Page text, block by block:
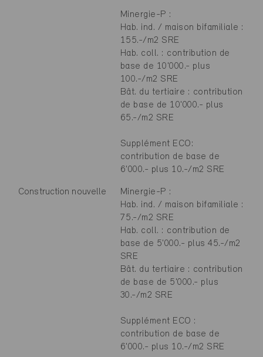
Minergie-P :
Hab. ind. / maison bifamiliale :
155.-/m2 SRE
Hab. coll. : contribution de
base de 10'000.- plus
100.-/m2 SRE
Bât. du tertiaire : contribution
de base de 10'000.- plus
65.-/m2 SRE
Supplément ECO:
contribution de base de
6'000.- plus 10.-/m2 SRE
Construction nouvelle
Minergie-P :
Hab. ind. / maison bifamiliale :
75.-/m2 SRE
Hab. coll. : contribution de
base de 5'000.- plus 45.-/m2
SRE
Bât. du tertiaire : contribution
de base de 5'000.- plus
30.-/m2 SRE
Supplément ECO :
contribution de base de
6'000.- plus 10.-/m2 SRE